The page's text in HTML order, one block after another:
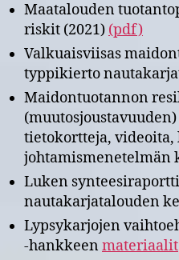
Maatalouden
riskit (2021) (pdf)
Valkuaisviisas
typpikierto
Maidontuotannon
tietokortteja, videoita,
johtamismenetelmän
Luken
nautakarjatalouden
Lypsykarjojen
-hankkeenmateriaalit